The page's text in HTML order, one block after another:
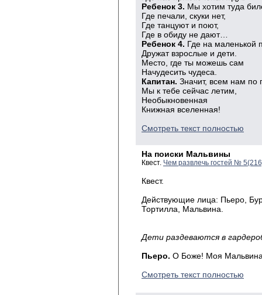
Ребенок 3. Мы хотим туда
Где печали, скуки нет,
Где танцуют и поют,
Где в обиду не дают…
Ребенок 4. Где на маленькой
Дружат взрослые и дети.
Место, где ты можешь сам
Начудесить чудеса.
Капитан. Значит, всем нам по
Мы к тебе сейчас летим,
Необыкновенная
Книжная вселенная!
Смотреть текст полностью
На поиски Мальвины
Квест. Чем развлечь гостей №
Квест.
Действующие лица: Пьеро,
Тортилла, Мальвина.
Дети раздеваются в
Пьеро. О Боже! Моя
Смотреть текст полностью